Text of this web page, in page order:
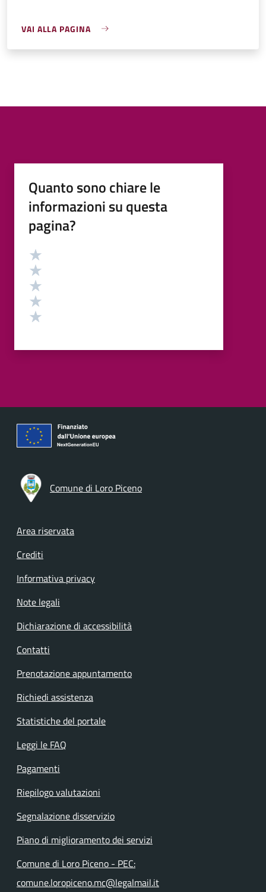
VAI ALLA PAGINA
Quanto sono chiare le
informazioni su questa
pagina?
Valutazione
Comune di Loro Piceno
Footer menu
Area riservata
Crediti
Informativa privacy
Note legali
Dichiarazione di accessibilità
Contatti
Prenotazione appuntamento
Richiedi assistenza
Statistiche del portale
Leggi le FAQ
Pagamenti
Riepilogo valutazioni
Segnalazione disservizio
Piano di miglioramento dei servizi
Comune di Loro Piceno - PEC:
comune.loropiceno.mc@legalmail.it